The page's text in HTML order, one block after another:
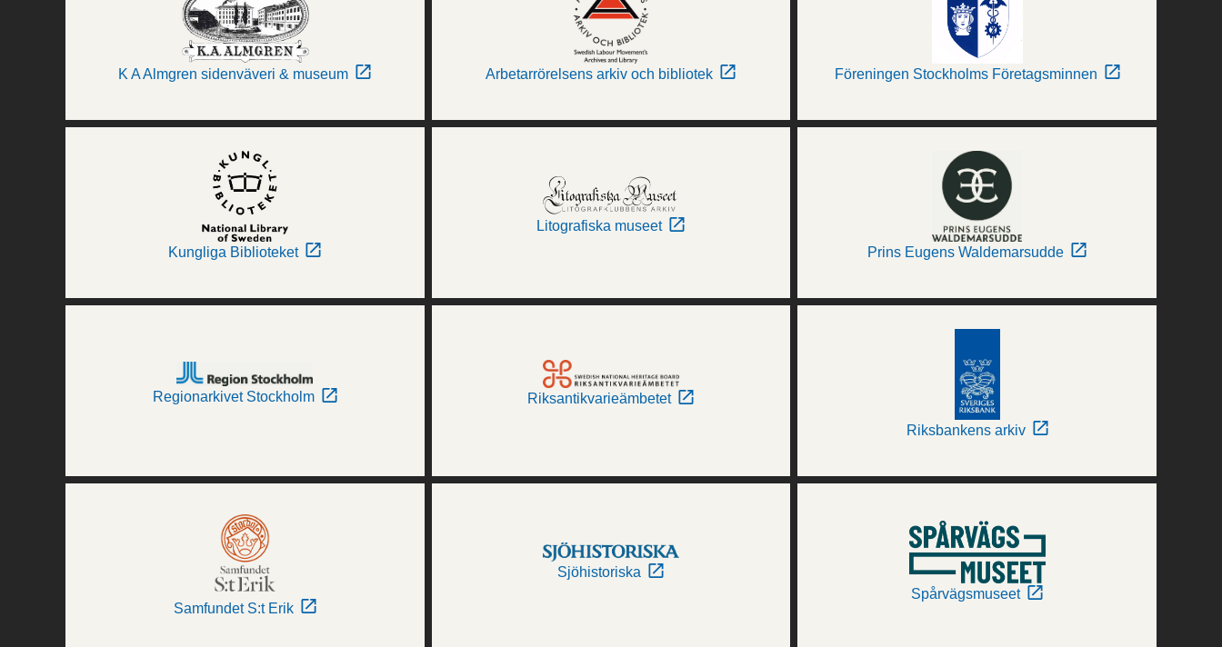
K A Almgren sidenväveri & museum Arbetarrörelsens arkiv och bibliotek Föreningen Stockholms Företagsminnen
Kungliga Biblioteket
Litografiska museet
Prins Eugens Waldemarsudde
Regionarkivet Stockholm Riksantikvarieämbetet
Riksbankens arkiv
Samfundet S:t Erik
Sjöhistoriska
Spårvägsmuseet